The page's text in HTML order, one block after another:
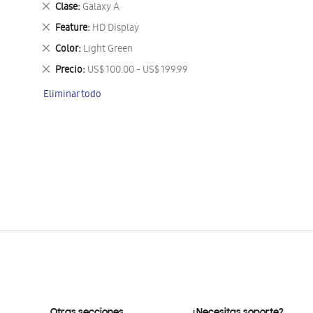
Clase Galaxy A
Eliminar
este
artículo
Feature HD Display
Eliminar
este
artículo
Color Light Green
Eliminar
este
artículo
Precio US$ 100.00 - US$ 199.99
Eliminar
artículo
Eliminar todo